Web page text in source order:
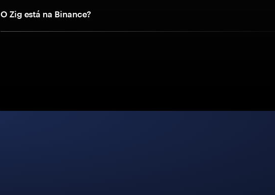
O Zig está na Binance?